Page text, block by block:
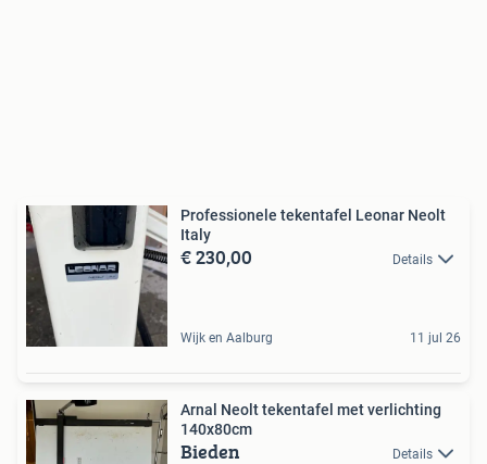
Professionele tekentafel Leonar Neolt
Italy
€ 230,00 Details
Wijk en Aalburg 11 jul 26
Arnal Neolt tekentafel met verlichting
140x80cm
Bieden Details